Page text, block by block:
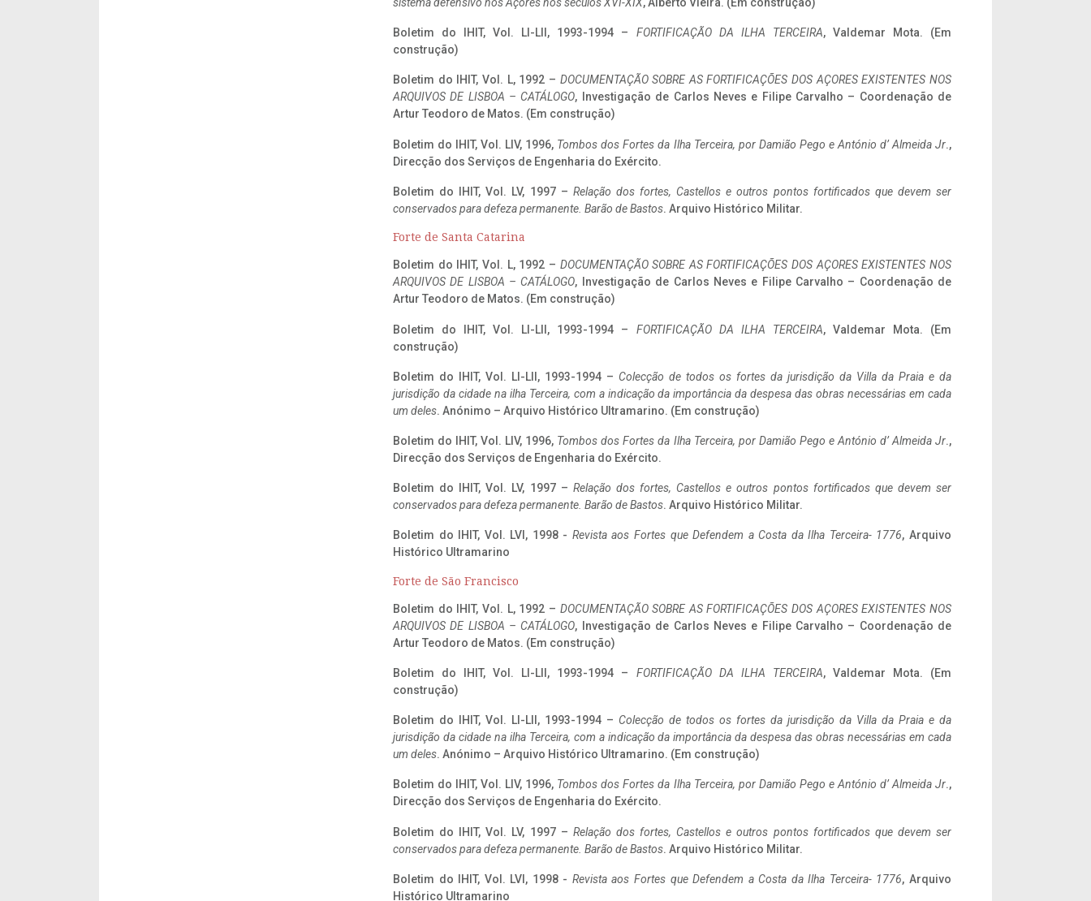
Boletim do IHIT, Vol. LI-LII, 1993-1994 – FORTIFICAÇÃO DA ILHA TERCEIRA, Valdemar Mota. (Em
construção)
Boletim do IHIT, Vol. L, 1992 – DOCUMENTAÇÃO SOBRE AS FORTIFICAÇÕES DOS AÇORES EXISTENTES NOS
ARQUIVOS DE LISBOA – CATÁLOGO, Investigação de Carlos Neves e Filipe Carvalho – Coordenação de
Artur Teodoro de Matos. (Em construção)
Boletim do IHIT, Vol. LIV, 1996, Tombos dos Fortes da Ilha Terceira, por Damião Pego e António d’ Almeida Jr.,
Direcção dos Serviços de Engenharia do Exército.
Boletim do IHIT, Vol. LV, 1997 – Relação dos fortes, Castellos e outros pontos fortificados que devem ser
conservados para defeza permanente. Barão de Bastos. Arquivo Histórico Militar.
Forte de Santa Catarina
Boletim do IHIT, Vol. L, 1992 – DOCUMENTAÇÃO SOBRE AS FORTIFICAÇÕES DOS AÇORES EXISTENTES NOS
ARQUIVOS DE LISBOA – CATÁLOGO, Investigação de Carlos Neves e Filipe Carvalho – Coordenação de
Artur Teodoro de Matos. (Em construção)
Boletim do IHIT, Vol. LI-LII, 1993-1994 – FORTIFICAÇÃO DA ILHA TERCEIRA, Valdemar Mota. (Em
construção)
Boletim do IHIT, Vol. LI-LII, 1993-1994 – Colecção de todos os fortes da jurisdição da Villa da Praia e da
jurisdição da cidade na ilha Terceira, com a indicação da importância da despesa das obras necessárias em cada
um deles. Anónimo – Arquivo Histórico Ultramarino. (Em construção)
Boletim do IHIT, Vol. LIV, 1996, Tombos dos Fortes da Ilha Terceira, por Damião Pego e António d’ Almeida Jr.,
Direcção dos Serviços de Engenharia do Exército.
Boletim do IHIT, Vol. LV, 1997 – Relação dos fortes, Castellos e outros pontos fortificados que devem ser
conservados para defeza permanente. Barão de Bastos. Arquivo Histórico Militar.
Boletim do IHIT, Vol. LVI, 1998 - Revista aos Fortes que Defendem a Costa da Ilha Terceira- 1776, Arquivo
Histórico Ultramarino
Forte de São Francisco
Boletim do IHIT, Vol. L, 1992 – DOCUMENTAÇÃO SOBRE AS FORTIFICAÇÕES DOS AÇORES EXISTENTES NOS
ARQUIVOS DE LISBOA – CATÁLOGO, Investigação de Carlos Neves e Filipe Carvalho – Coordenação de
Artur Teodoro de Matos. (Em construção)
Boletim do IHIT, Vol. LI-LII, 1993-1994 – FORTIFICAÇÃO DA ILHA TERCEIRA, Valdemar Mota. (Em
construção)
Boletim do IHIT, Vol. LI-LII, 1993-1994 – Colecção de todos os fortes da jurisdição da Villa da Praia e da
jurisdição da cidade na ilha Terceira, com a indicação da importância da despesa das obras necessárias em cada
um deles. Anónimo – Arquivo Histórico Ultramarino. (Em construção)
Boletim do IHIT, Vol. LIV, 1996, Tombos dos Fortes da Ilha Terceira, por Damião Pego e António d’ Almeida Jr.,
Direcção dos Serviços de Engenharia do Exército.
Boletim do IHIT, Vol. LV, 1997 – Relação dos fortes, Castellos e outros pontos fortificados que devem ser
conservados para defeza permanente. Barão de Bastos. Arquivo Histórico Militar.
Boletim do IHIT, Vol. LVI, 1998 - Revista aos Fortes que Defendem a Costa da Ilha Terceira- 1776, Arquivo
Histórico Ultramarino